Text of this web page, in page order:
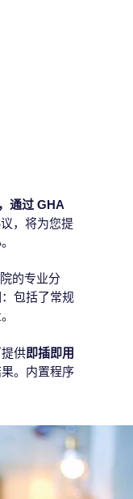
通过 GHA
，将为您提
的专业分
包括了常规
供即插即用
。内置程序